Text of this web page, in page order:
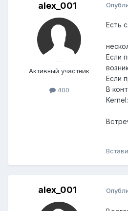
alex_001
Активный участник
400
Есть
Если
Если
В
alex_001